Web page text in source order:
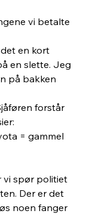
vi betalte
en slette. Jeg
på bakken
forstår
= gammel
vi spør politiet
Der er det
noen fanger